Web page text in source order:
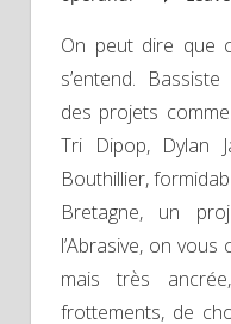
On peut dire que
s’entend.
des projets
Tri Dipop, Dylan
Bouthillier,
Bretagne, un
l’Abrasive, on
mais très
frottements, de